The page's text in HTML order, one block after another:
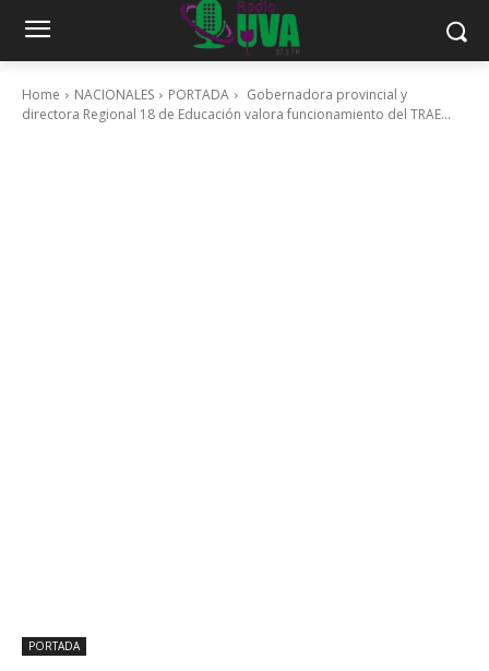
Home NACIONALES PORTADA
Gobernadora provincial y
directora Regional 18 de Educación valora funcionamiento del TRAE...
PORTADA